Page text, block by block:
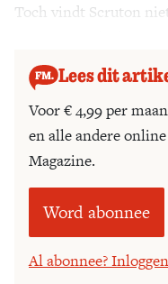
Toch vindt Scruton
Lees dit
Voor € 4,99 per
en alle andere
Magazine.
Word abonnee
Al abonnee? Inloggen